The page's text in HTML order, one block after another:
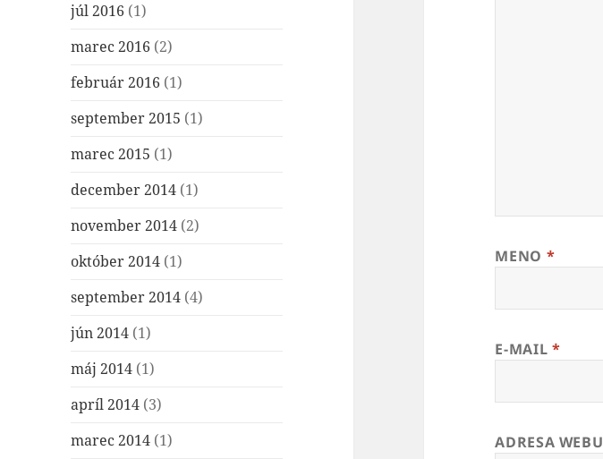
júl 2016 (1)
marec 2016 (2)
február 2016 (1)
september 2015 (1)
marec 2015 (1)
december 2014 (1)
november 2014 (2)
október 2014 (1)
september 2014 (4)
jún 2014 (1)
máj 2014 (1)
apríl 2014 (3)
marec 2014 (1)
MENO *
E-MAIL *
ADRESA WEBU